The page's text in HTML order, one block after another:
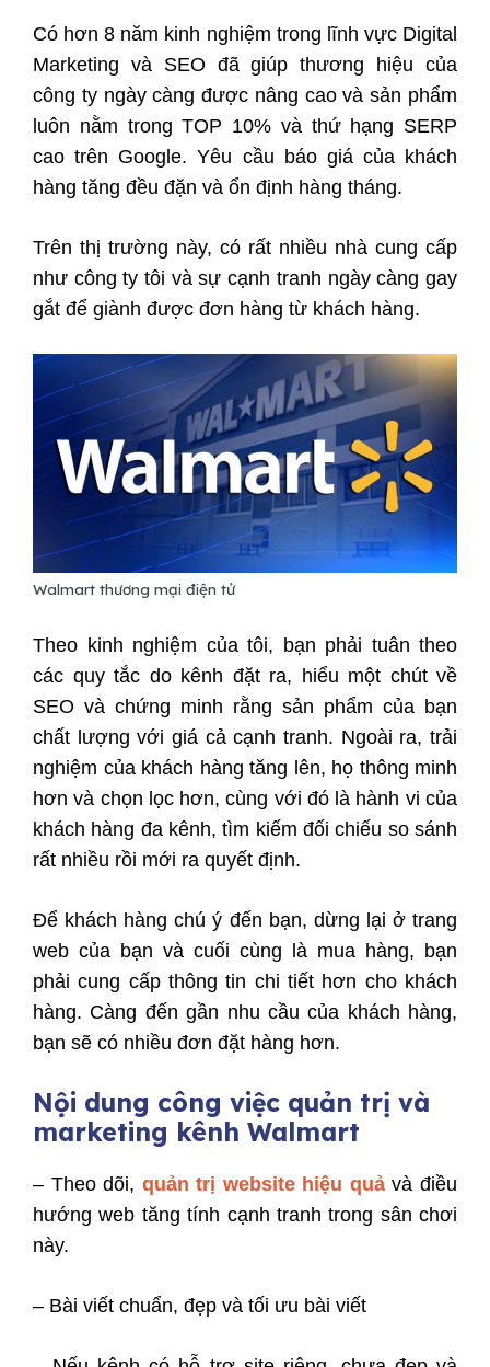
Có hơn 8 năm kinh nghiệm trong lĩnh vực Digital
Marketing và SEO đã giúp thương hiệu của
công ty ngày càng được nâng cao và sản phẩm
luôn nằm trong TOP 10% và thứ hạng SERP
cao trên Google. Yêu cầu báo giá của khách
hàng tăng đều đặn và ổn định hàng tháng.
Trên thị trường này, có rất nhiều nhà cung cấp
như công ty tôi và sự cạnh tranh ngày càng gay
gắt để giành được đơn hàng từ khách hàng.
Walmart thương mại điện tử
Theo kinh nghiệm của tôi, bạn phải tuân theo
các quy tắc do kênh đặt ra, hiểu một chút về
SEO và chứng minh rằng sản phẩm của bạn
chất lượng với giá cả cạnh tranh. Ngoài ra, trải
nghiệm của khách hàng tăng lên, họ thông minh
hơn và chọn lọc hơn, cùng với đó là hành vi của
khách hàng đa kênh, tìm kiếm đối chiếu so sánh
rất nhiều rồi mới ra quyết định.
Để khách hàng chú ý đến bạn, dừng lại ở trang
web của bạn và cuối cùng là mua hàng, bạn
phải cung cấp thông tin chi tiết hơn cho khách
hàng. Càng đến gần nhu cầu của khách hàng,
bạn sẽ có nhiều đơn đặt hàng hơn.
Nội dung công việc quản trị và
marketing kênh Walmart
– Theo dõi, quản trị website hiệu quảvà điều
hướng web tăng tính cạnh tranh trong sân chơi
này.
– Bài viết chuẩn, đẹp và tối ưu bài viết